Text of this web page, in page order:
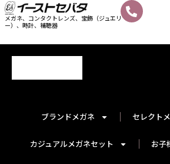
メガネ、コンタクトレンズ、宝飾（ジュエリ
ー）、時計、補聴器
ブランドメガネ セレクト
カジュアルメガネセット お子